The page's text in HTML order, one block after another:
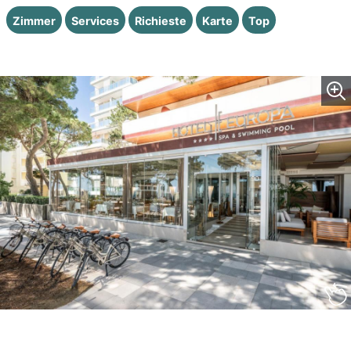
Zimmer Services Richieste Karte Top